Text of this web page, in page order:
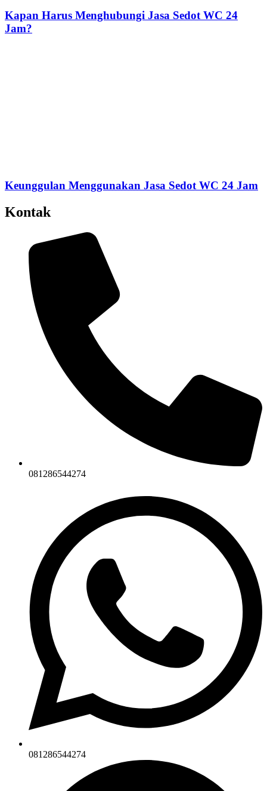
Kapan Harus Menghubungi Jasa Sedot WC 24
Jam?
Keunggulan Menggunakan Jasa Sedot WC 24 Jam
Kontak
081286544274
081286544274